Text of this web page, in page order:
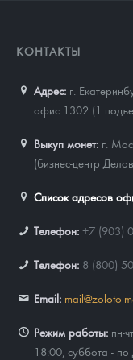
КОНТАКТЫ
Адрес: г.
офис 1302 (1
Выкуп монет: г.
(бизнес-центр
Список адресов
Телефон: +7 (903)
Телефон: 8 (800)
Email: mail@zoloto-
Режим работы: пн-
18:00, суббота - по